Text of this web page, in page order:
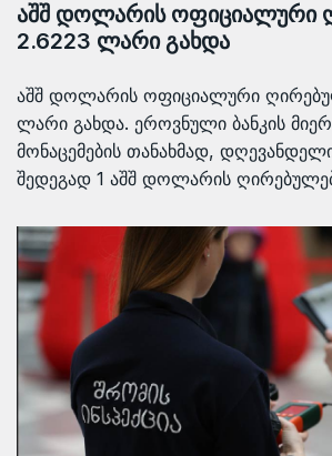
აშშ დოლარის ოფიციალური
2.6223 ლარი გახდა
აშშ დოლარის ოფიციალური
ლარი გახდა. ეროვნული ბანკის
მონაცემების თანახმად,
შედეგად 1 აშშ დოლარის